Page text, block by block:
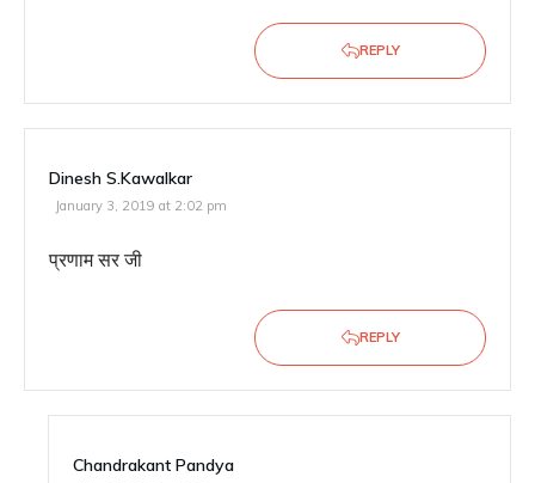
REPLY
Dinesh S.kawalkar
January 3, 2019 at 2:02 pm
प्रणाम सर जी
REPLY
Chandrakant Pandya